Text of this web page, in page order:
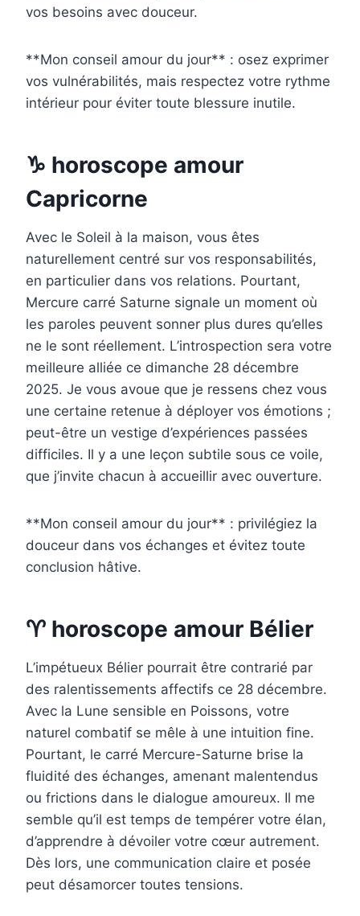
vos besoins avec douceur.
**Mon conseil amour du jour** : osez exprimer
vos vulnérabilités, mais respectez votre rythme
intérieur pour éviter toute blessure inutile.
♑ horoscope amour
Capricorne
Avec le Soleil à la maison, vous êtes
naturellement centré sur vos responsabilités,
en particulier dans vos relations. Pourtant,
Mercure carré Saturne signale un moment où
les paroles peuvent sonner plus dures qu’elles
ne le sont réellement. L’introspection sera votre
meilleure alliée ce dimanche 28 décembre
2025. Je vous avoue que je ressens chez vous
une certaine retenue à déployer vos émotions ;
peut-être un vestige d’expériences passées
difficiles. Il y a une leçon subtile sous ce voile,
que j’invite chacun à accueillir avec ouverture.
**Mon conseil amour du jour** : privilégiez la
douceur dans vos échanges et évitez toute
conclusion hâtive.
♈ horoscope amour Bélier
L’impétueux Bélier pourrait être contrarié par
des ralentissements affectifs ce 28 décembre.
Avec la Lune sensible en Poissons, votre
naturel combatif se mêle à une intuition fine.
Pourtant, le carré Mercure-Saturne brise la
fluidité des échanges, amenant malentendus
ou frictions dans le dialogue amoureux. Il me
semble qu’il est temps de tempérer votre élan,
d’apprendre à dévoiler votre cœur autrement.
Dès lors, une communication claire et posée
peut désamorcer toutes tensions.